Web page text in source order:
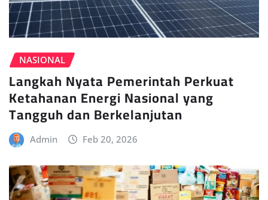
NASIONAL
Langkah Nyata Pemerintah Perkuat
Ketahanan Energi Nasional yang
Tangguh dan Berkelanjutan
Admin Feb 20, 2026